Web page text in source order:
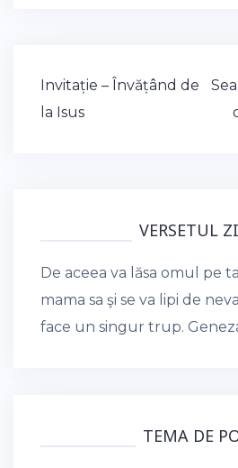
Post
navigation
Invitație – Învățând de
la Isus
VERSETUL
De aceea va lăsa omul pe
mama sa şi se va lipi de
face un singur trup.
TEMA DE